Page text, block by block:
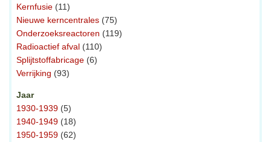
Kernfusie (11)
Nieuwe kerncentrales (75)
Onderzoeksreactoren (119)
Radioactief afval (110)
Splijtstoffabricage (6)
Verrijking (93)
Jaar
1930-1939 (5)
1940-1949 (18)
1950-1959 (62)